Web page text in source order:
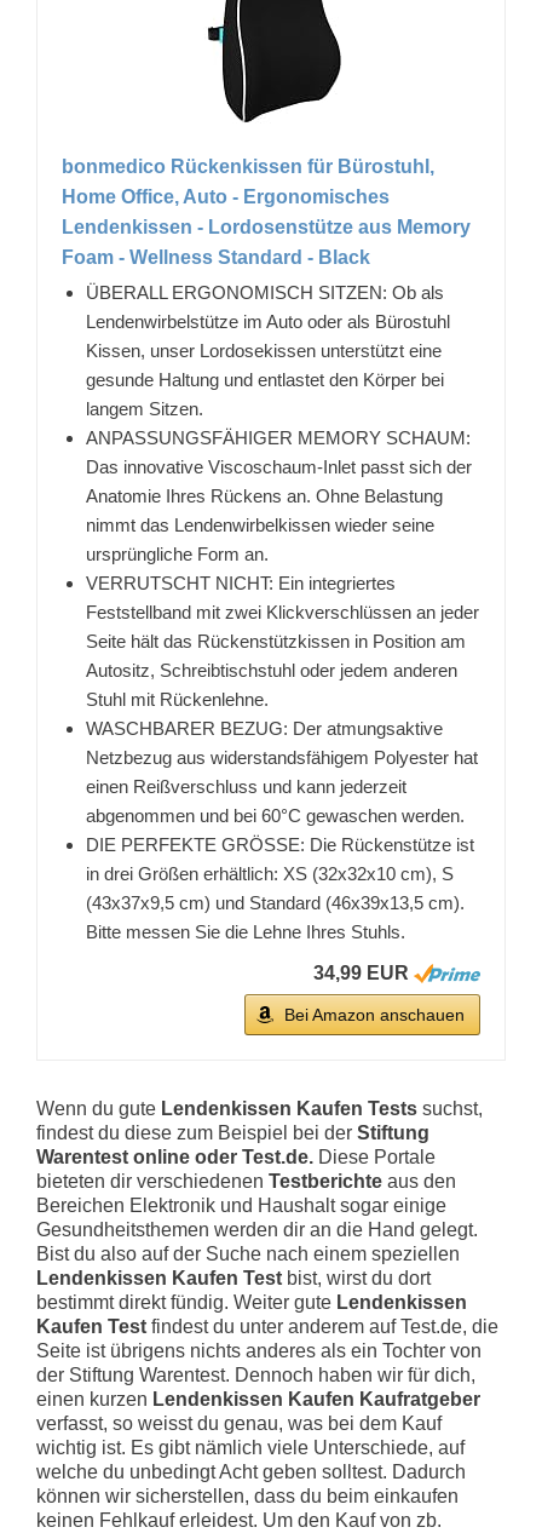
bonmedico Rückenkissen für Bürostuhl,
Home Office, Auto - Ergonomisches
Lendenkissen - Lordosenstütze aus Memory
Foam - Wellness Standard - Black
ÜBERALL ERGONOMISCH SITZEN: Ob als
Lendenwirbelstütze im Auto oder als Bürostuhl
Kissen, unser Lordosekissen unterstützt eine
gesunde Haltung und entlastet den Körper bei
langem Sitzen.
ANPASSUNGSFÄHIGER MEMORY SCHAUM:
Das innovative Viscoschaum-Inlet passt sich der
Anatomie Ihres Rückens an. Ohne Belastung
nimmt das Lendenwirbelkissen wieder seine
ursprüngliche Form an.
VERRUTSCHT NICHT: Ein integriertes
Feststellband mit zwei Klickverschlüssen an jeder
Seite hält das Rückenstützkissen in Position am
Autositz, Schreibtischstuhl oder jedem anderen
Stuhl mit Rückenlehne.
WASCHBARER BEZUG: Der atmungsaktive
Netzbezug aus widerstandsfähigem Polyester hat
einen Reißverschluss und kann jederzeit
abgenommen und bei 60°C gewaschen werden.
DIE PERFEKTE GRÖSSE: Die Rückenstütze ist
in drei Größen erhältlich: XS (32x32x10 cm), S
(43x37x9,5 cm) und Standard (46x39x13,5 cm).
Bitte messen Sie die Lehne Ihres Stuhls.
34,99 EUR
Bei Amazon anschauen
Wenn du gute Lendenkissen Kaufen Tests suchst,
findest du diese zum Beispiel bei der Stiftung
Warentest online oder Test.de. Diese Portale
bieteten dir verschiedenen Testberichte aus den
Bereichen Elektronik und Haushalt sogar einige
Gesundheitsthemen werden dir an die Hand gelegt.
Bist du also auf der Suche nach einem speziellen
Lendenkissen Kaufen Test bist, wirst du dort
bestimmt direkt fündig. Weiter gute Lendenkissen
Kaufen Test findest du unter anderem auf Test.de, die
Seite ist übrigens nichts anderes als ein Tochter von
der Stiftung Warentest. Dennoch haben wir für dich,
einen kurzen Lendenkissen Kaufen Kaufratgeber
verfasst, so weisst du genau, was bei dem Kauf
wichtig ist. Es gibt nämlich viele Unterschiede, auf
welche du unbedingt Acht geben solltest. Dadurch
können wir sicherstellen, dass du beim einkaufen
keinen Fehlkauf erleidest. Um den Kauf von zb.